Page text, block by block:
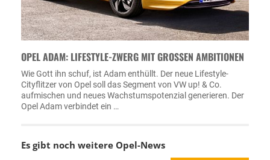
OPEL ADAM: LIFESTYLE-ZWERG MIT GROSSEN AMBITIONEN
Wie Gott ihn schuf, ist Adam enthüllt. Der neue Lifestyle-
Cityflitzer von Opel soll das Segment von VW up! & Co.
aufmischen und neues Wachstumspotenzial generieren. Der
Opel Adam verbindet ein …
Es gibt noch weitere Opel-News